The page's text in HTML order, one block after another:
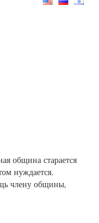
община старается
нуждается.
члену общины,